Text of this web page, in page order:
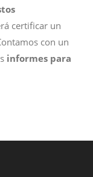
certificar un
con un
informes para